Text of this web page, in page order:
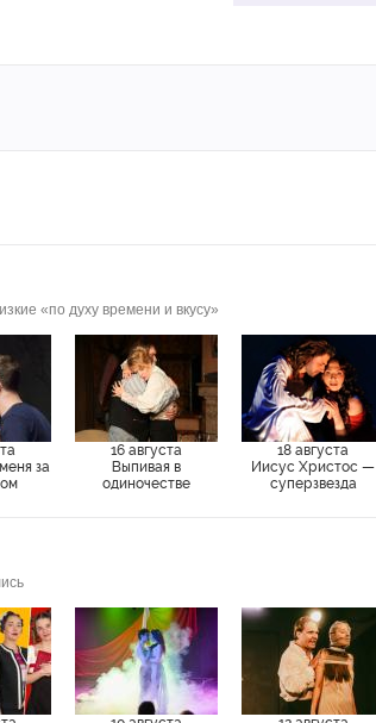
«по духу времени и вкусу»
за
16 августа
Выпивая в
одиночестве
18 августа
Иисус Христос —
суперзвезда